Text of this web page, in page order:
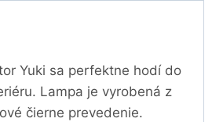
Yuki sa perfektne hodí do
Lampa je vyrobená z
čierne prevedenie.